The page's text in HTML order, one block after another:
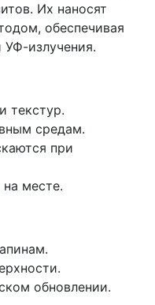
Их наносят
обеспечивая
УФ-излучения.
текстур.
средам.
при
месте.
обновлении.